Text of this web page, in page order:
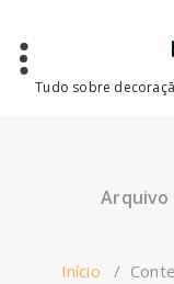
conteúdoTudo sobre
Início /